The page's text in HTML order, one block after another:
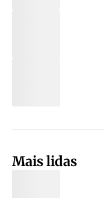
Mais lidas